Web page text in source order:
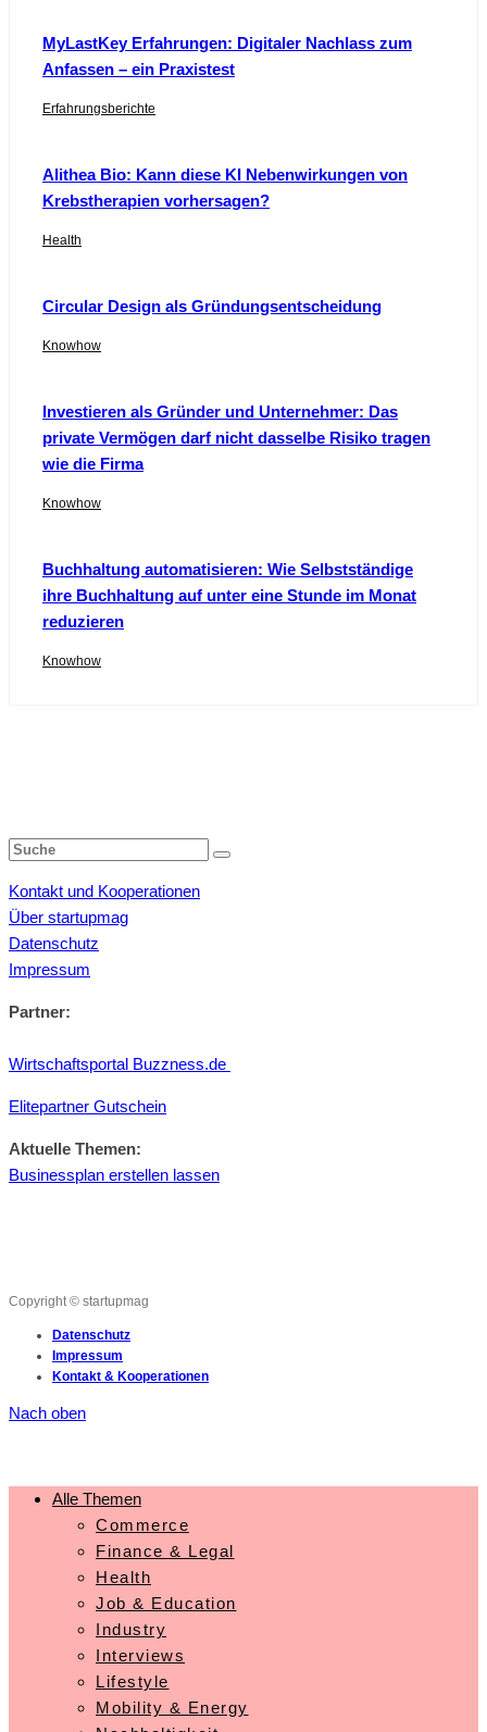
MyLastKey Erfahrungen: Digitaler Nachlass zum
Anfassen – ein Praxistest
Erfahrungsberichte
Alithea Bio: Kann diese KI Nebenwirkungen von
Krebstherapien vorhersagen?
Health
Circular Design als Gründungsentscheidung
Knowhow
Investieren als Gründer und Unternehmer: Das
private Vermögen darf nicht dasselbe Risiko tragen
wie die Firma
Knowhow
Buchhaltung automatisieren: Wie Selbstständige
ihre Buchhaltung auf unter eine Stunde im Monat
reduzieren
Knowhow
Kontakt und Kooperationen
Über startupmag
Datenschutz
Impressum
Partner:
Wirtschaftsportal Buzzness.de
Elitepartner Gutschein
Aktuelle Themen:
Businessplan erstellen lassen
Copyright © startupmag
Datenschutz
Impressum
Kontakt & Kooperationen
Nach oben
Alle Themen
Commerce
Finance & Legal
Health
Job & Education
Industry
Interviews
Lifestyle
Mobility & Energy